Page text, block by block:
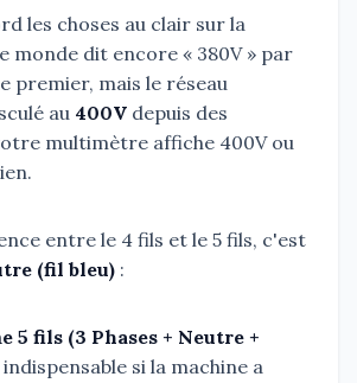
les choses au clair sur la
monde dit encore « 380V » par
premier, mais le réseau
au 400V depuis des
multimètre affiche 400V ou
entre le 4 fils et le 5 fils, c'est
(fil bleu) :
5 fils (3 Phases + Neutre +
si la machine a